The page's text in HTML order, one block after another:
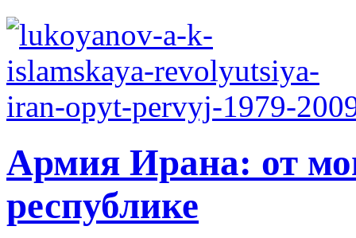
Армия Ирана: от
республике